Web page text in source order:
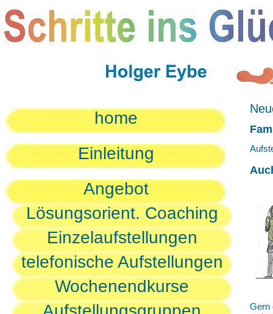
home
Einleitung
Angebot
Lösungsorient. Coaching
Einzelaufstellungen
telefonische Aufstellungen
Wochenendkurse
Gern